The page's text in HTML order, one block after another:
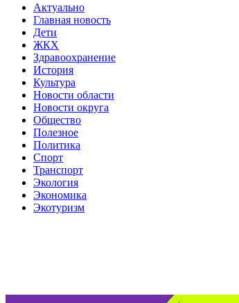
Актуально
Главная новость
Дети
ЖКХ
Здравоохранение
История
Культура
Новости области
Новости округа
Общество
Полезное
Политика
Спорт
Транспорт
Экология
Экономика
Экотуризм